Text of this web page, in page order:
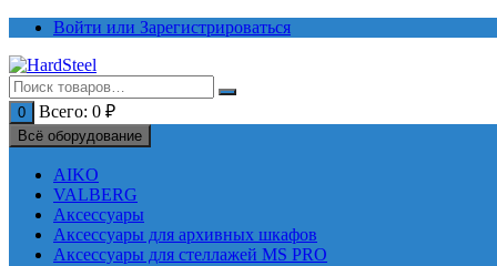
Перейти
содержимому
Войти или Зарегистрироваться
0 Всего: 0 ₽
Всё оборудование
AIKO
VALBERG
Аксессуары
Аксессуары для архивных шкафов
Аксессуары для стеллажей MS PRO